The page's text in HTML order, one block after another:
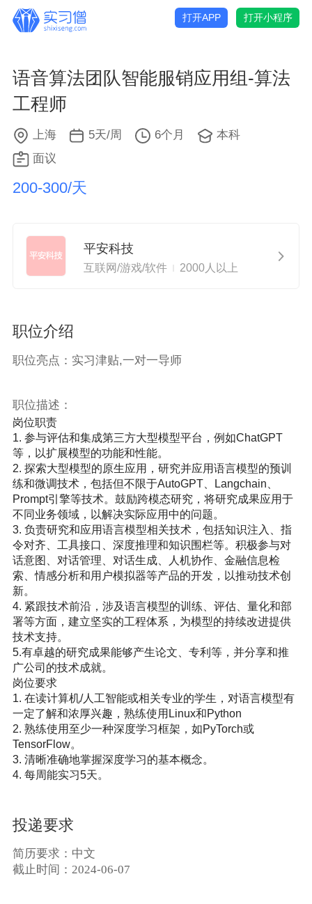
打开APP 打开小程序
语音算法团队智能服销应用组-算法
工程师
上海 5天/周 6个月
本科
面议
200-300/天
平安科技
互联网/游戏/软件 2000人以上
职位介绍
职位亮点：实习津贴,一对一导师
职位描述：
岗位职责
1. 参与评估和集成第三方大型模型平台，例如ChatGPT
等，以扩展模型的功能和性能。
2. 探索大型模型的原生应用，研究并应用语言模型的预训
练和微调技术，包括但不限于AutoGPT、Langchain、
Prompt引擎等技术。鼓励跨模态研究，将研究成果应用于
不同业务领域，以解决实际应用中的问题。
3. 负责研究和应用语言模型相关技术，包括知识注入、指
令对齐、工具接口、深度推理和知识围栏等。积极参与对
话意图、对话管理、对话生成、人机协作、金融信息检
索、情感分析和用户模拟器等产品的开发，以推动技术创
新。
4. 紧跟技术前沿，涉及语言模型的训练、评估、量化和部
署等方面，建立坚实的工程体系，为模型的持续改进提供
技术支持。
5.有卓越的研究成果能够产生论文、专利等，并分享和推
广公司的技术成就。
岗位要求
1. 在读计算机/人工智能或相关专业的学生，对语言模型有
一定了解和浓厚兴趣，熟练使用Linux和Python
2. 熟练使用至少一种深度学习框架，如PyTorch或
TensorFlow。
3. 清晰准确地掌握深度学习的基本概念。
4. 每周能实习5天。
投递要求
简历要求：中文
截止时间：2024-06-07